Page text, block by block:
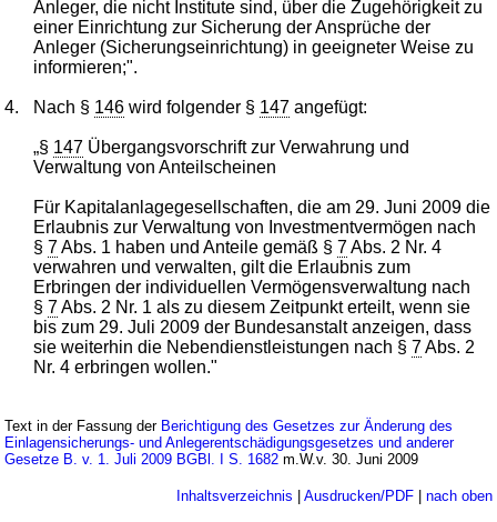
Anleger, die nicht Institute sind, über die Zugehörigkeit zu
einer Einrichtung zur Sicherung der Ansprüche der
Anleger (Sicherungseinrichtung) in geeigneter Weise zu
informieren;".
4. Nach § 146 wird folgender § 147 angefügt:
„§ 147 Übergangsvorschrift zur Verwahrung und
Verwaltung von Anteilscheinen
Für Kapitalanlagegesellschaften, die am 29. Juni 2009 die
Erlaubnis zur Verwaltung von Investmentvermögen nach
§7Abs. 1 haben und Anteile gemäß §7Abs. 2 Nr. 4
verwahren und verwalten, gilt die Erlaubnis zum
Erbringen der individuellen Vermögensverwaltung nach
§7Abs. 2 Nr. 1 als zu diesem Zeitpunkt erteilt, wenn sie
bis zum 29. Juli 2009 der Bundesanstalt anzeigen, dass
sie weiterhin die Nebendienstleistungen nach §7Abs. 2
Nr. 4 erbringen wollen."
Text in der Fassung der Berichtigung des Gesetzes zur Änderung des
Einlagensicherungs- und Anlegerentschädigungsgesetzes und anderer
Gesetze B. v. 1. Juli 2009 BGBl. I S. 1682 m.W.v. 30. Juni 2009
Inhaltsverzeichnis | Ausdrucken/PDF| nach oben